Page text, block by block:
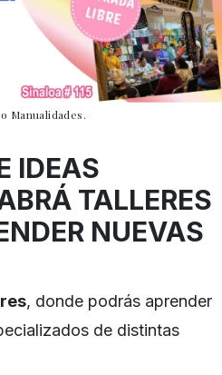
Manualidades.
IDEAS
TALLERES
NUEVAS
, donde podrás aprender
de distintas